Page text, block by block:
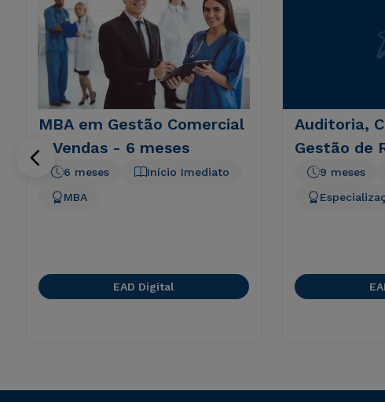
MBA em Gestão Comercial
e Vendas - 6 meses
Início Imediato
6 meses
MBA
EAD Digital
Auditoria,
Gestão de
9 meses